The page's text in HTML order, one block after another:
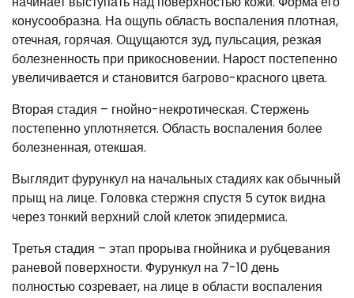
конусообразна. На ощупь область воспаления плотная,
отечная, горячая. Ощущаются зуд, пульсация, резкая
болезненность при прикосновении. Нарост постепенно
увеличивается и становится багрово-красного цвета.
Вторая стадия – гнойно-некротическая. Стержень
постепенно уплотняется. Область воспаления более
болезненная, отекшая.
Выглядит фурункул на начальных стадиях как обычный
прыщ на лице. Головка стержня спустя 5 суток видна
через тонкий верхний слой клеток эпидермиса.
Третья стадия – этап прорыва гнойника и рубцевания
раневой поверхности. Фурункул на 7-10 день
полностью созревает, на лице в области воспаления